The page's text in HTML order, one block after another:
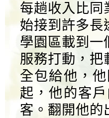
每趟收入比同
始接到許多長
學園區載到一
服務打動，把
全包給他，
起，他的客
客。翻開他的